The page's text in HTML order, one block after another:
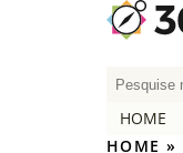
P
HOME
HOME »